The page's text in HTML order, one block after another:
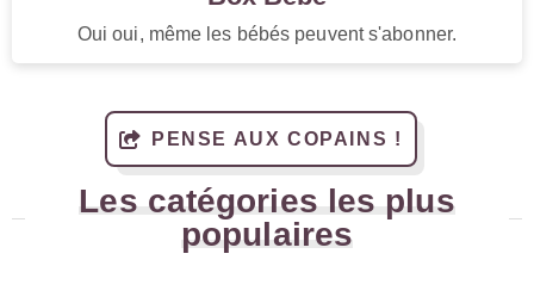
Oui oui, même les bébés peuvent s'abonner.
PENSE AUX COPAINS !
Les catégories les plus
populaires